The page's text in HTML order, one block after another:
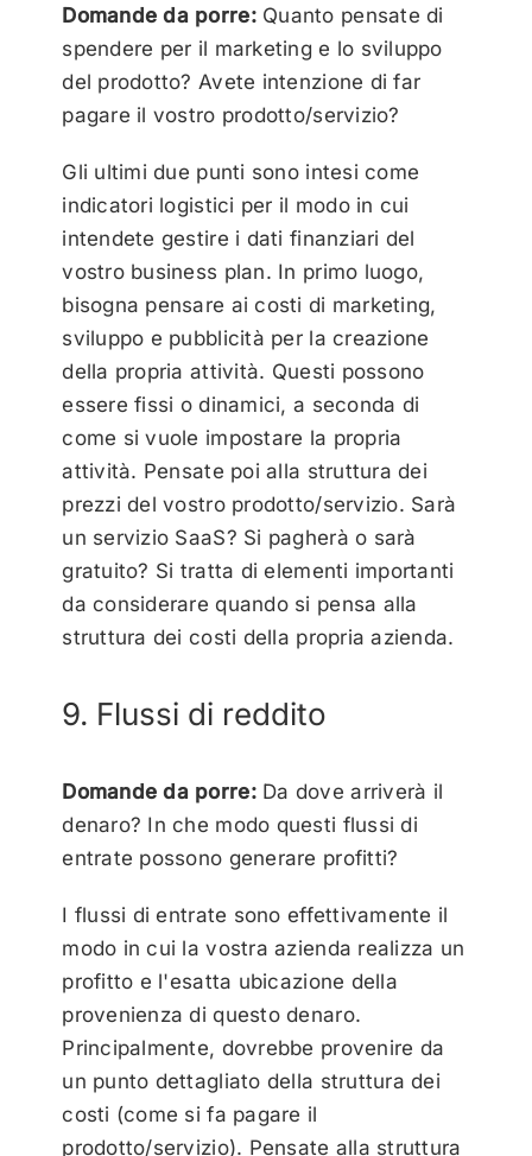
Domande da porre: Quanto pensate di
spendere per il marketing e lo sviluppo
del prodotto? Avete intenzione di far
pagare il vostro prodotto/servizio?
Gli ultimi due punti sono intesi come
indicatori logistici per il modo in cui
intendete gestire i dati finanziari del
vostro business plan. In primo luogo,
bisogna pensare ai costi di marketing,
sviluppo e pubblicità per la creazione
della propria attività. Questi possono
essere fissi o dinamici, a seconda di
come si vuole impostare la propria
attività. Pensate poi alla struttura dei
prezzi del vostro prodotto/servizio. Sarà
un servizio SaaS? Si pagherà o sarà
gratuito? Si tratta di elementi importanti
da considerare quando si pensa alla
struttura dei costi della propria azienda.
9. Flussi di reddito
Domande da porre:Da dove arriverà il
denaro? In che modo questi flussi di
entrate possono generare profitti?
I flussi di entrate sono effettivamente il
modo in cui la vostra azienda realizza un
profitto e l'esatta ubicazione della
provenienza di questo denaro.
Principalmente, dovrebbe provenire da
un punto dettagliato della struttura dei
costi (come si fa pagare il
prodotto/servizio). Pensate alla struttura